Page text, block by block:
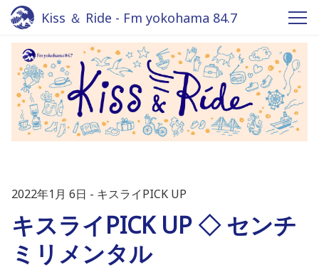
Kiss ＆ Ride - Fm yokohama 84.7
2022年1月 6日 キスライPICK UP
キスライPICK UP ◇ センチ
ミリメンタル